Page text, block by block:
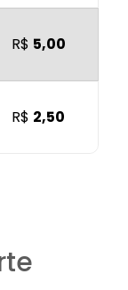
R$ 5,00
R$ 2,50